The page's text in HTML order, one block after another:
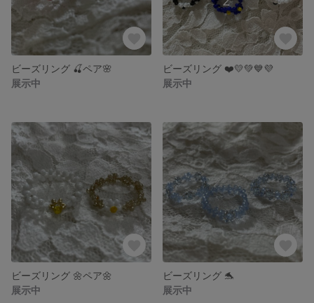
ビーズリング 🍒ペア🌸
展示中
ビーズリング ❤️💛💚💙💜
展示中
ビーズリング 🌼ペア🌼
展示中
ビーズリング 🐬
展示中